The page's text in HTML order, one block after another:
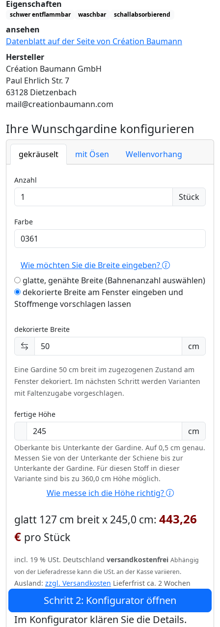
Eigenschaften
schwer entflammbar waschbar schallabsorbierend
ansehen
Datenblatt auf der Seite von Création Baumann
Hersteller
Création Baumann GmbH
Paul Ehrlich Str. 7
63128 Dietzenbach
mail@creationbaumann.com
Ihre Wunschgardine konfigurieren
gekräuselt mit Ösen Wellenvorhang
Anzahl
Stück
Farbe
Wie möchten Sie die Breite eingeben?
glatte, genähte Breite (Bahnenanzahl auswählen)
dekorierte Breite am Fenster eingeben und
Stoffmenge vorschlagen lassen
dekorierte Breite
cm
Eine Gardine 50 cm breit im zugezogenen Zustand am
Fenster dekoriert. Im nächsten Schritt werden Varianten
mit Faltenzugabe vorgeschlagen.
fertige Höhe
cm
Oberkante bis Unterkante der Gardine. Auf 0,5 cm genau.
Messen Sie von der Unterkante der Schiene bis zur
Unterkante der Gardine. Für diesen Stoff in dieser
Variante sind bis zu 360,0 cm Höhe möglich.
Wie messe ich die Höhe richtig?
glatt 127 cm breit x 245,0 cm: 443,26
€ pro Stück
incl. 19 % USt. Deutschland versandkostenfrei Abhängig
von der Lieferadresse kann die USt. an der Kasse variieren.
Ausland: zzgl. Versandkosten Lieferfrist ca. 2 Wochen
Schritt 2: Konfigurator öffnen
Im Konfigurator klären Sie die Details.